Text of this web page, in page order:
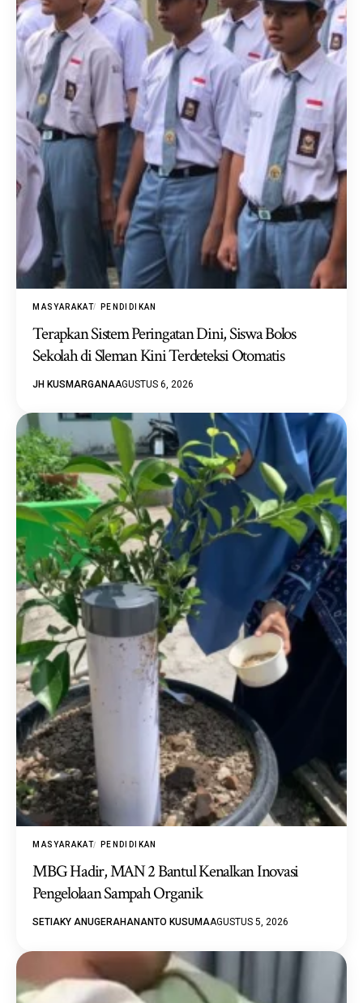
MASYARAKAT PENDIDIKAN
Terapkan Sistem Peringatan Dini, Siswa Bolos
Sekolah di Sleman Kini Terdeteksi Otomatis
JH KUSMARGANAAGUSTUS 6, 2026
MASYARAKAT PENDIDIKAN
MBG Hadir, MAN 2 Bantul Kenalkan Inovasi
Pengelolaan Sampah Organik
SETIAKY ANUGERAHANANTO KUSUMAAGUSTUS 5, 2026